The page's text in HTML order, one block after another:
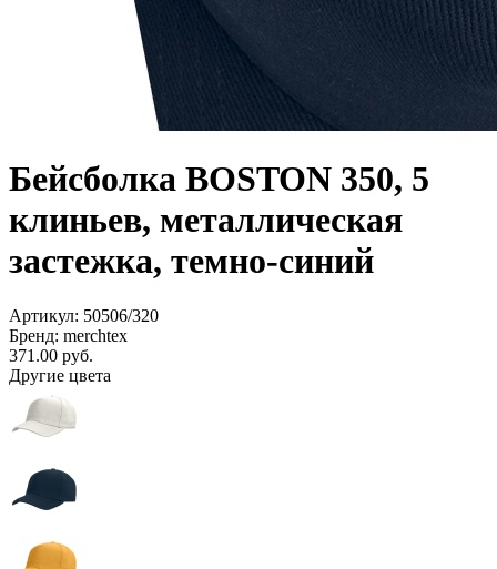
Бейсболка BOSTON 350, 5
клиньев, металлическая
застежка, темно-синий
Артикул: 50506/320
Бренд: merchtex
371.00 руб.
Другие цвета